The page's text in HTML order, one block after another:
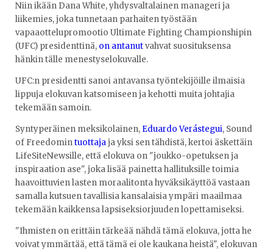
Niin ikään Dana White, yhdysvaltalainen manageri ja
liikemies, joka tunnetaan parhaiten työstään
vapaaottelupromootio Ultimate Fighting Championshipin
(UFC) presidenttinä, on antanutvahvat suosituksensa
hänkin tälle menestyselokuvalle.
UFC:n presidentti sanoi antavansa työntekijöille ilmaisia
lippuja elokuvan katsomiseen ja kehotti muita johtajia
tekemään samoin.
Syntyperäinen meksikolainen, Eduardo Verástegui, Sound
of Freedomintuottajaja yksi sen tähdistä, kertoi äskettäin
LifeSiteNewsille, että elokuva on "joukko-opetuksen ja
inspiraation ase", joka lisää painetta hallituksille toimia
haavoittuvien lasten moraalitonta hyväksikäyttöä vastaan
samalla kutsuen tavallisia kansalaisia ympäri maailmaa
tekemään kaikkensa lapsiseksiorjuuden lopettamiseksi.
"Ihmisten on erittäin tärkeää nähdä tämä elokuva, jotta he
voivat ymmärtää, että tämä ei ole kaukana heistä", elokuvan